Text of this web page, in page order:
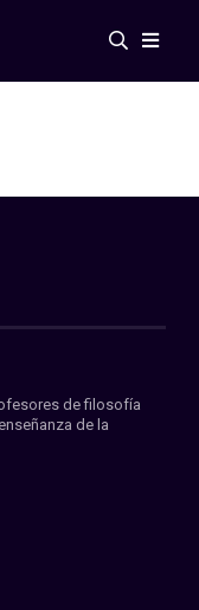
de filosofía
de la